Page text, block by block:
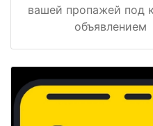
вашей пропажей под
объявлением